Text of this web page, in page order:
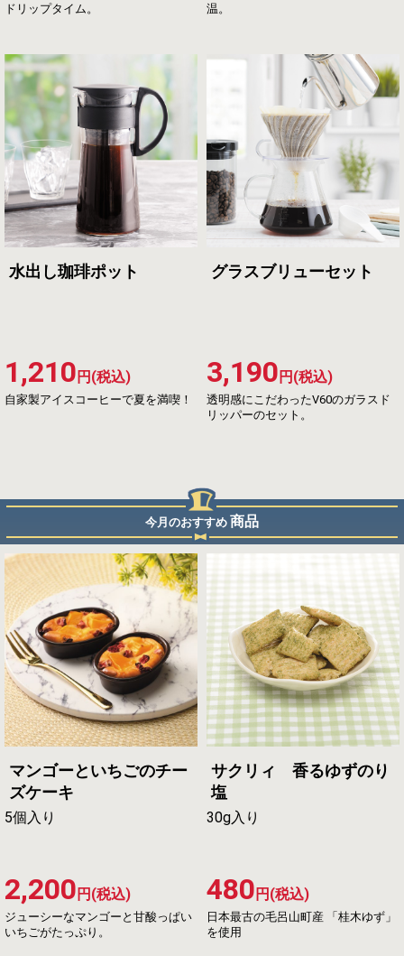
ドリップタイム。 温。
水出し珈琲ポット
自家製アイスコーヒーで夏を満喫！
1,210 円(税込)
グラスブリューセット
透明感にこだわったV60のガラスド
リッパーのセット。
3,190 円(税込)
今月のおすすめ 商品
マンゴーといちごのチー
ズケーキ
5個入り
ジューシーなマンゴーと甘酸っぱい
いちごがたっぷり。
2,200 円(税込)
サクリィ 香るゆずのり
塩
30g入り
日本最古の毛呂山町産 「桂木ゆず」
を使用
480 円(税込)